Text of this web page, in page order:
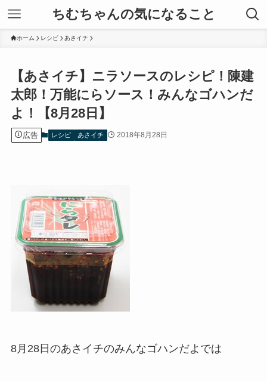
ちむちゃんの気になること
ホーム レシピ あさイチ
【あさイチ】ニラソースのレシピ！陳建
太郎！万能にらソース！みんなゴハンだ
よ！【8月28日】
広告 レシピ あさイチ 2018年8月28日
8月28日のあさイチのみんなゴハンだよでは